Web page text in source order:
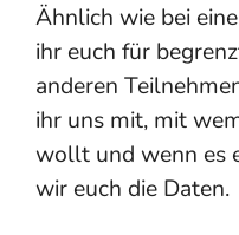
Ähnlich wie bei
ihr euch für
anderen
ihr uns mit, mit
wollt und wenn es
wir euch die Daten.